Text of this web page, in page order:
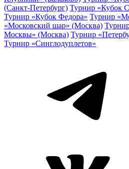
(Санкт-Петербург) Турнир «Кубок
Турнир «Кубок Федора» Турнир
«Московский шар» (Москва)
Москвы» (Москва) Турнир
Турнир «Синглодуплетов»